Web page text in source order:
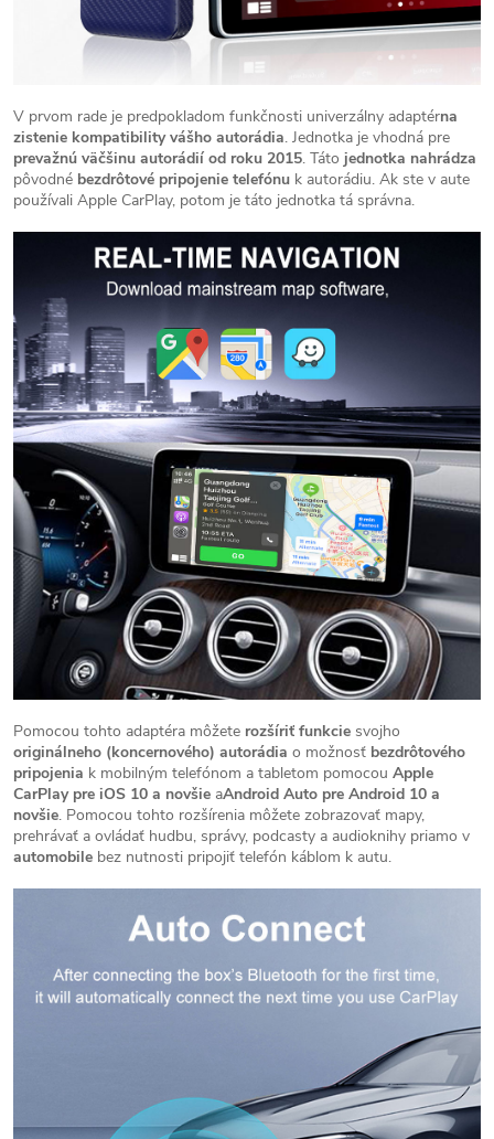
V prvom rade je predpokladom funkčnosti univerzálny adaptérna
zistenie kompatibility vášho autorádia. Jednotka je vhodná pre
prevažnú väčšinu autorádií od roku 2015. Táto jednotka nahrádza
pôvodné bezdrôtové pripojenie telefónu k autorádiu. Ak ste v aute
používali Apple CarPlay, potom je táto jednotka tá správna.
Pomocou tohto adaptéra môžete rozšíriť funkcie svojho
originálneho (koncernového) autorádia o možnosť bezdrôtového
pripojenia k mobilným telefónom a tabletom pomocou Apple
CarPlay pre iOS 10 a novšie aAndroid Auto pre Android 10 a
novšie. Pomocou tohto rozšírenia môžete zobrazovať mapy,
prehrávať a ovládať hudbu, správy, podcasty a audioknihy priamo v
automobile bez nutnosti pripojiť telefón káblom k autu.